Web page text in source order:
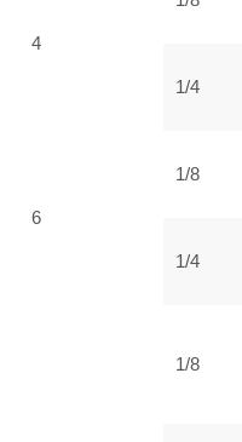
4
1/4
6
1/8
1/4
1/8